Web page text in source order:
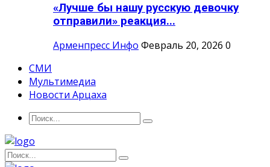
«Лучше бы нашу русскую девочку
отправили» реакция...
Арменпресс Инфо Февраль 20, 2026 0
СМИ
Мультимедиа
Новости Арцаха